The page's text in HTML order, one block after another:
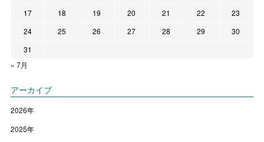
« 7月
17
18 19 20 21 22
23
24
25 26 27 28 29
30
31
アーカイブ
2026年
2025年